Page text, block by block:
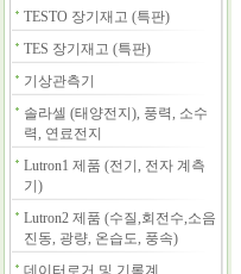
TESTO 장기재고 (특판)
TES 장기재고 (특판)
기상관측기
솔라셀 (태양전지), 풍력, 소수
력, 연료전지
Lutron1 제품 (전기, 전자 계측
기)
Lutron2 제품 (수질,회전수,소음
진동, 광량, 온습도, 풍속)
데이터로거 및 기록계